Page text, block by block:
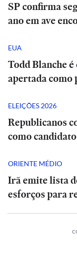
SP confirma
ano em ave
EUA
Todd Blanche
apertada
ELEIÇÕES 2026
Republicanos
como
ORIENTE MÉDIO
Irã emite lista
esforços para